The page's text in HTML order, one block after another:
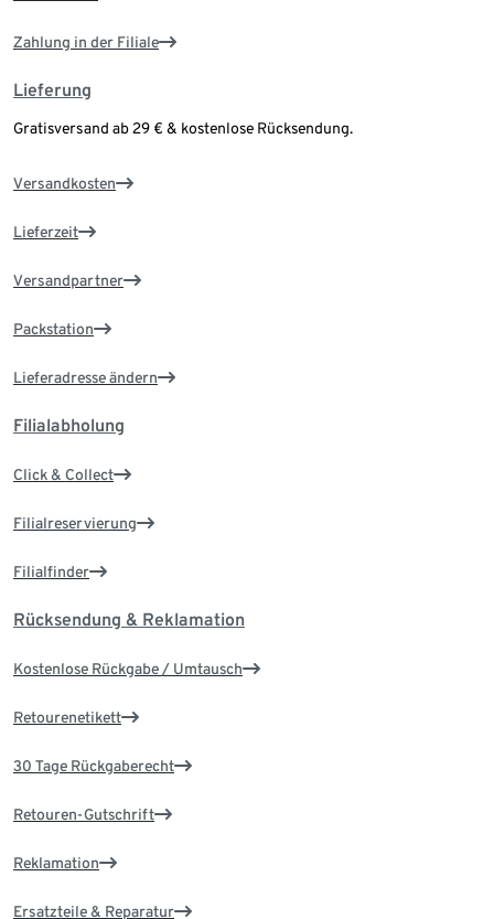
Zahlung in der Filiale
Lieferung
Gratisversand ab 29 € & kostenlose Rücksendung.
Versandkosten
Lieferzeit
Versandpartner
Packstation
Lieferadresse ändern
Filialabholung
Click & Collect
Filialreservierung
Filialfinder
Rücksendung & Reklamation
Kostenlose Rückgabe / Umtausch
Retourenetikett
30 Tage Rückgaberecht
Retouren-Gutschrift
Reklamation
Ersatzteile & Reparatur